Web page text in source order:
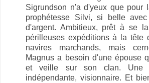
Sigrundson n'a d'yeux que pour
prophétesse Silvi, si belle
d'argent. Ambitieux, prêt à se
périlleuses expéditions à la tête
navires marchands, mais
Magnus a besoin d'une épouse
et veille sur son clan. Une
indépendante, visionnaire. Et